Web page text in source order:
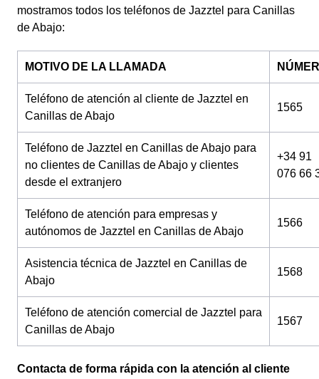
mostramos todos los teléfonos de Jazztel para Canillas
de Abajo:
MOTIVO DE LA LLAMADA
Teléfono de atención al cliente de Jazztel en
Canillas de Abajo
1565
Teléfono de Jazztel en Canillas de Abajo para
no clientes de Canillas de Abajo y clientes
desde el extranjero
+34 91
076 66
Teléfono de atención para empresas y
autónomos de Jazztel en Canillas de Abajo
1566
Asistencia técnica de Jazztel en Canillas de
Abajo
1568
Teléfono de atención comercial de Jazztel para
Canillas de Abajo
1567
Contacta de forma rápida con la atención al cliente